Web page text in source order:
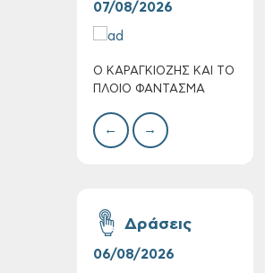
Τακτική συνεδρίαση
Δημοτικής
Επιτροπής στις 10-
08-2026
07/08/2026
Ο ΚΑΡΑΓΚΙΟΖΗΣ ΚΑΙ ΤΟ
ΠΛΟΙΟ ΦΑΝΤΑΣΜΑ
← →
Δράσεις
06/08/2026